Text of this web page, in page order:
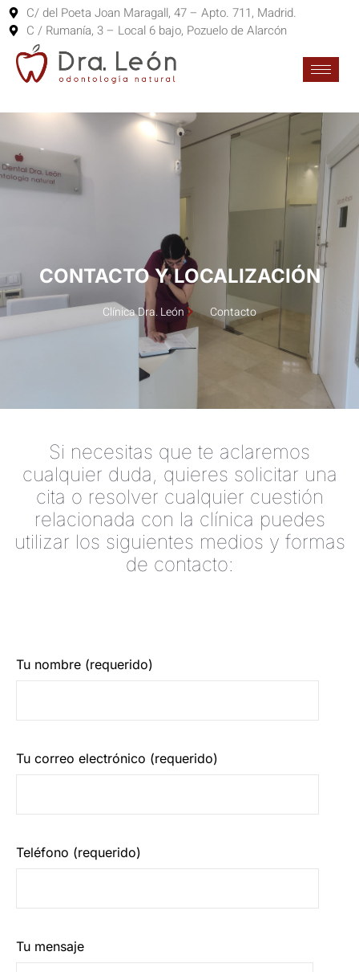
C/ del Poeta Joan Maragall, 47 – Apto. 711, Madrid.
C / Rumanía, 3 – Local 6 bajo, Pozuelo de Alarcón
CONTACTO Y LOCALIZACIÓN
Clínica Dra. León Contacto
Si necesitas que te aclaremos
cualquier duda, quieres solicitar una
cita o resolver cualquier cuestión
relacionada con la clínica puedes
utilizar los siguientes medios y formas
de contacto:
Tu nombre (requerido)
Tu correo electrónico (requerido)
Teléfono (requerido)
Tu mensaje